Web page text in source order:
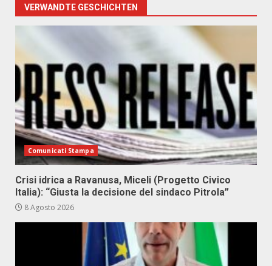
VERWANDTE GESCHICHTEN
Comunicati Stampa
Crisi idrica a Ravanusa, Miceli (Progetto Civico
Italia): “Giusta la decisione del sindaco Pitrola”
8 Agosto 2026